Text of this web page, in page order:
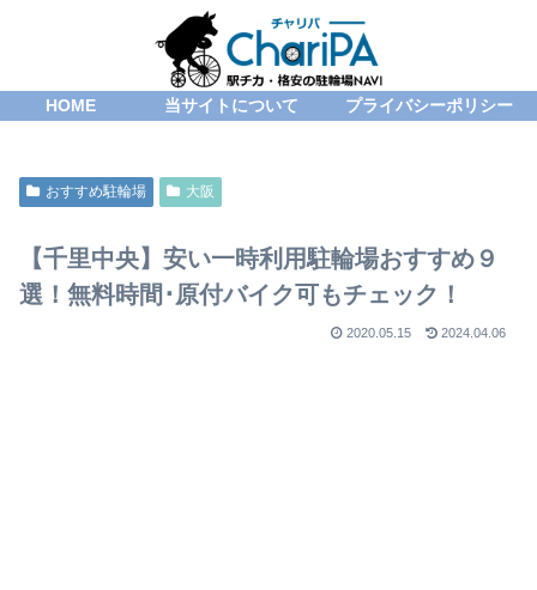
HOME 当サイトについて プライバシーポリシー
おすすめ駐輪場 大阪
【千里中央】安い一時利用駐輪場おすすめ９
選！無料時間･原付バイク可もチェック！
2020.05.15 2024.04.06